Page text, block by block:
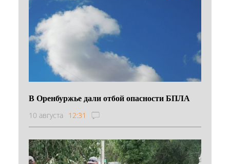
В Оренбуржье дали отбой опасности БПЛА
10 августа 12:31